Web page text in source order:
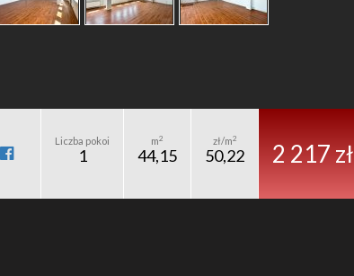
Liczba pokoi
1
m2
44,15
zł/m2
50,22 2 217 zł